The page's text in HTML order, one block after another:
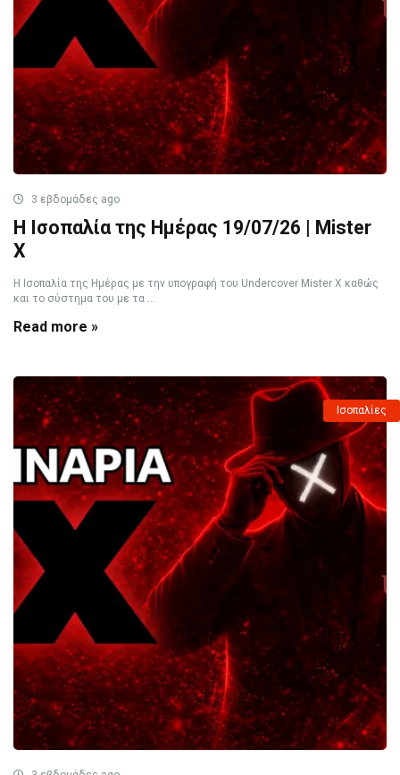
3 εβδομάδες ago
Η Ισοπαλία της Ημέρας 19/07/26 | Mister
X
Η Ισοπαλία της Ημέρας με την υπογραφή του Undercover Mister X καθώς
και το σύστημα του με τα ...
Read more »
Ισοπαλίες